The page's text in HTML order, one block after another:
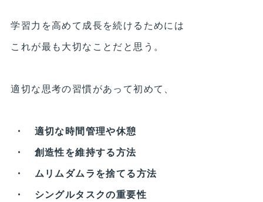
学習力を高めて成長を続けるためには
これが最も大切なことだと思う。
適切な思考の習慣があって初めて、
・ 適切な時間管理や休憩
・ 創造性を維持する方法
・ ムリムダムラを捨てる方法
・ シングルタスクの重要性